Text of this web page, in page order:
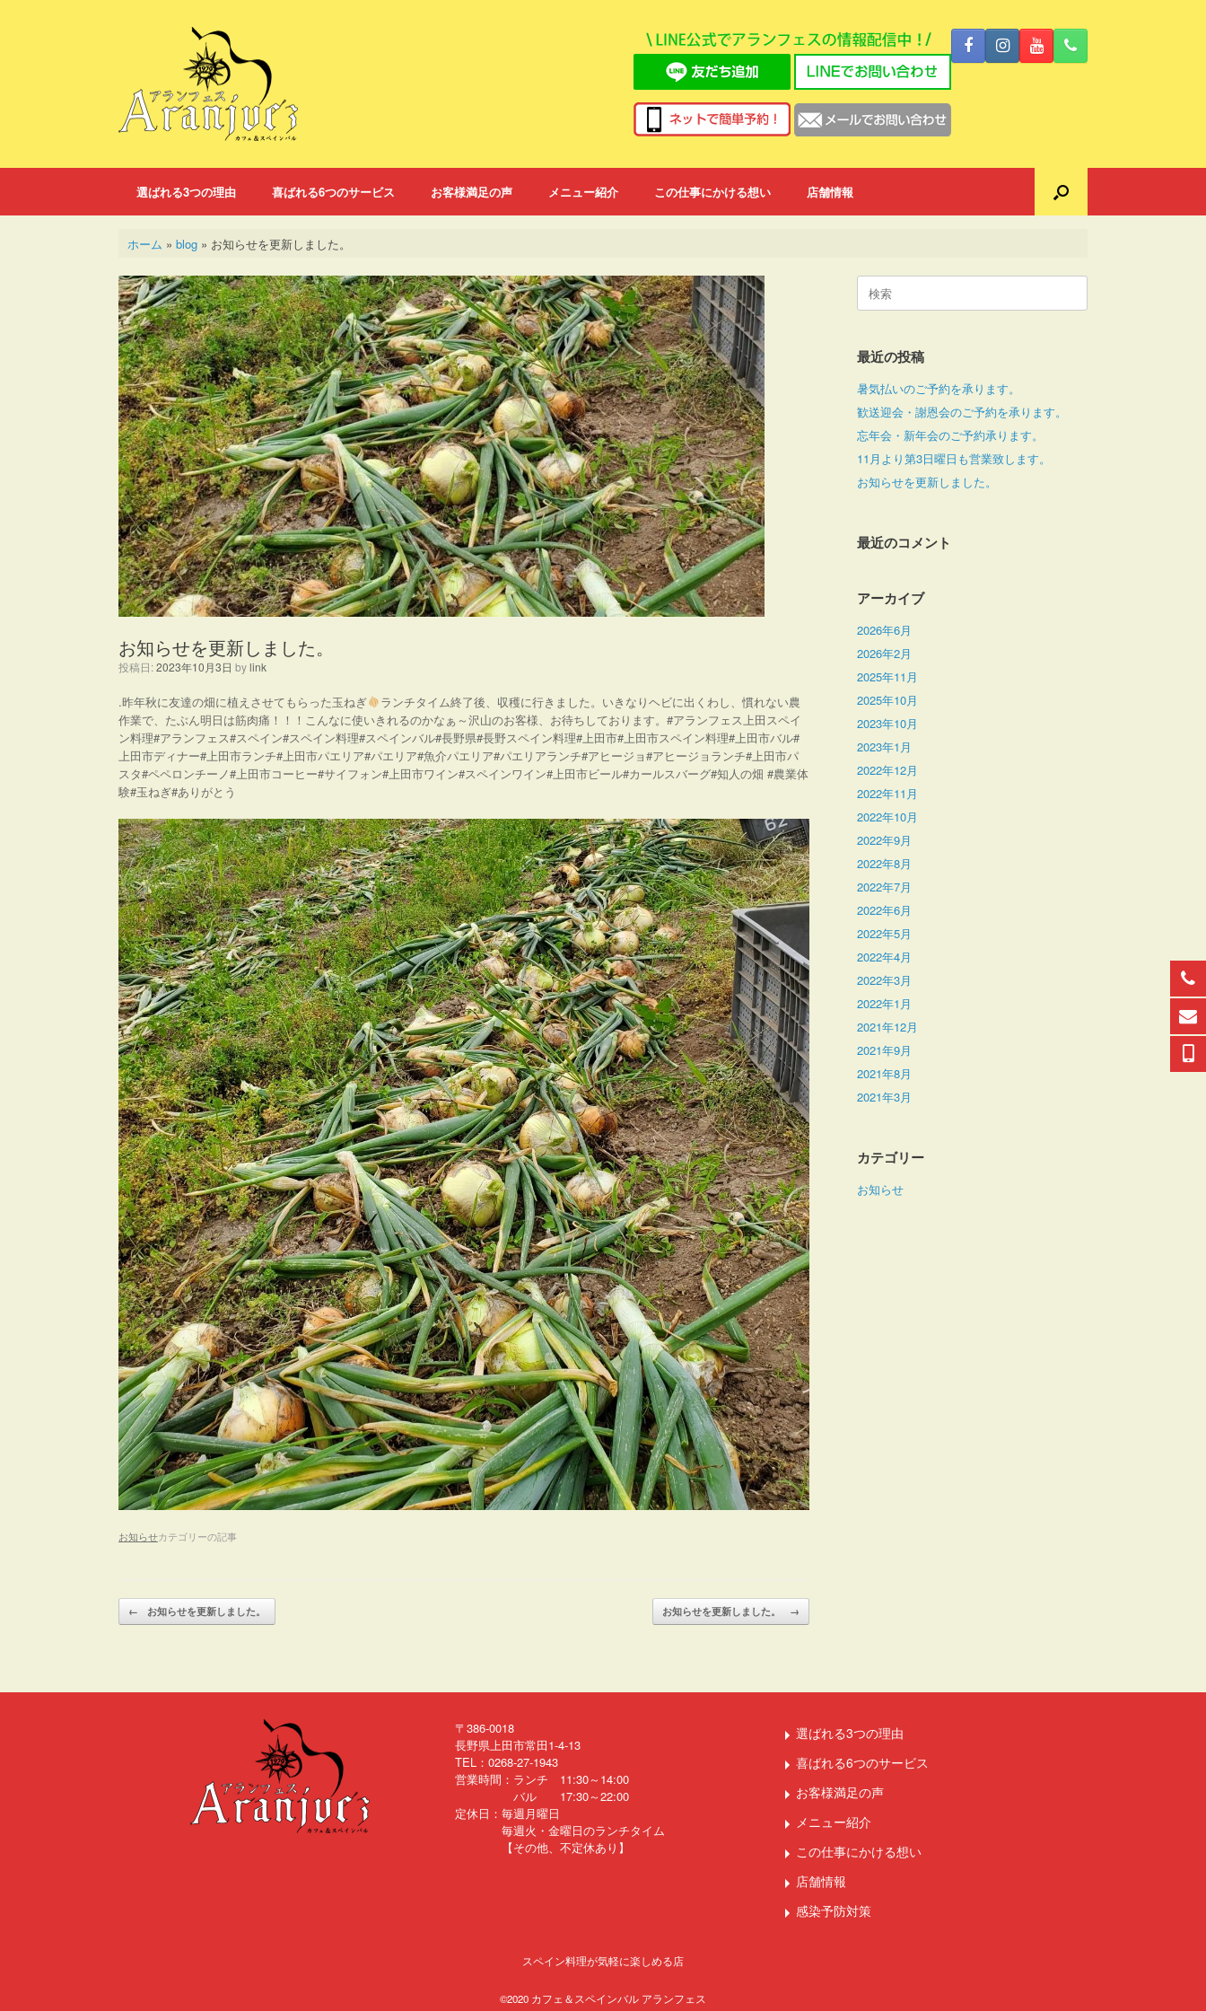
選ばれる3つの理由
喜ばれる6つのサービス お客様満足の声 メニュー紹介 この仕事にかける想い 店舗情報
ホーム » blog» お知らせを更新しました。
お知らせを更新しました。
投稿日:2023年10月3日 bylink
.昨年秋に友達の畑に植えさせてもらった玉ねぎ
ランチタイム終了後、収穫に行きました。いきなりヘビに出くわし、慣れない農
作業で、たぶん明日は筋肉痛！！！こんなに使いきれるのかなぁ～沢山のお客様、お待ちしております。#アランフェス上田スペイ
ン料理#アランフェス#スペイン#スペイン料理#スペインバル#長野県#長野スペイン料理#上田市#上田市スペイン料理#上田市バル#
上田市ディナー#上田市ランチ#上田市パエリア#パエリア#魚介パエリア#パエリアランチ#アヒージョ#アヒージョランチ#上田市パ
スタ#ペペロンチーノ#上田市コーヒー#サイフォン#上田市ワイン#スペインワイン#上田市ビール#カールスバーグ#知人の畑 #農業体
験#玉ねぎ#ありがとう
お知らせカテゴリーの記事
投稿ナビゲーション
← お知らせを更新しました。 お知らせを更新しました。 →
検
最近の投稿
暑気払いのご予約を承ります。
歓送迎会・謝恩会のご予約を承ります。
忘年会・新年会のご予約承ります。
11月より第3日曜日も営業致します。
お知らせを更新しました。
最近のコメント
アーカイブ
2026年6月
2026年2月
2025年11月
2025年10月
2023年10月
2023年1月
2022年12月
2022年11月
2022年10月
2022年9月
2022年8月
2022年7月
2022年6月
2022年5月
2022年4月
2022年3月
2022年1月
2021年12月
2021年9月
2021年8月
2021年3月
カテゴリー
お知らせ
〒386-0018
長野県上田市常田1-4-13
TEL：0268-27-1943
営業時間：ランチ 11:30～14:00
バル 17:30～22:00
定休日：毎週月曜日
毎週火・金曜日のランチタイム
【その他、不定休あり】
選ばれる3つの理由
喜ばれる6つのサービス
お客様満足の声
メニュー紹介
この仕事にかける想い
店舗情報
感染予防対策
スペイン料理が気軽に楽しめる店
©2020 カフェ＆スペインバル アランフェス